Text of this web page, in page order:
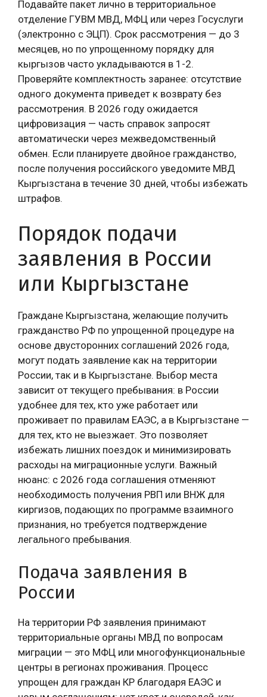
Подавайте пакет лично в территориальное
отделение ГУВМ МВД, МФЦ или через Госуслуги
(электронно с ЭЦП). Срок рассмотрения — до 3
месяцев, но по упрощенному порядку для
кыргызов часто укладываются в 1-2.
Проверяйте комплектность заранее: отсутствие
одного документа приведет к возврату без
рассмотрения. В 2026 году ожидается
цифровизация — часть справок запросят
автоматически через межведомственный
обмен. Если планируете двойное гражданство,
после получения российского уведомите МВД
Кыргызстана в течение 30 дней, чтобы избежать
штрафов.
Порядок подачи
заявления в России
или Кыргызстане
Граждане Кыргызстана, желающие получить
гражданство РФ по упрощенной процедуре на
основе двусторонних соглашений 2026 года,
могут подать заявление как на территории
России, так и в Кыргызстане. Выбор места
зависит от текущего пребывания: в России
удобнее для тех, кто уже работает или
проживает по правилам ЕАЭС, а в Кыргызстане —
для тех, кто не выезжает. Это позволяет
избежать лишних поездок и минимизировать
расходы на миграционные услуги. Важный
нюанс: с 2026 года соглашения отменяют
необходимость получения РВП или ВНЖ для
киргизов, подающих по программе взаимного
признания, но требуется подтверждение
легального пребывания.
Подача заявления в
России
На территории РФ заявления принимают
территориальные органы МВД по вопросам
миграции — это МФЦ или многофункциональные
центры в регионах проживания. Процесс
упрощен для граждан КР благодаря ЕАЭС и